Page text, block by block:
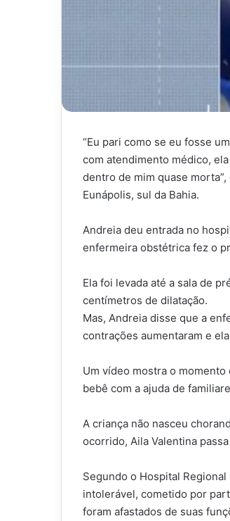
“Eu pari como se eu fosse
com atendimento médico,
dentro de mim quase
Eunápolis, sul da Bahia.
Andreia deu entrada no
enfermeira obstétrica fez o
Ela foi levada até a sala de
centímetros de dilatação.
Mas, Andreia disse que a
contrações aumentaram e
Um vídeo mostra o
bebê com a ajuda de
A criança não nasceu
ocorrido, Aila Valentina
Segundo o Hospital
intolerável, cometido por
foram afastados de suas